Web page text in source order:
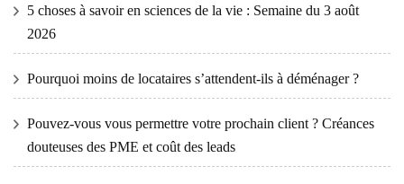
5 choses à savoir en sciences de la vie : Semaine du 3 août
2026
Pourquoi moins de locataires s’attendent-ils à déménager ?
Pouvez-vous vous permettre votre prochain client ? Créances
douteuses des PME et coût des leads